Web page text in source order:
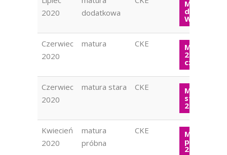
2020
dodatkowa
Matura
WOS 2020
Czerwiec
2020
matura CKE Matura
2020
czerwiec
Czerwiec
2020
matura stara CKE Matura
stara WOS
2020
Kwiecień
2020
matura
próbna
CKE Matura
próbna
2020